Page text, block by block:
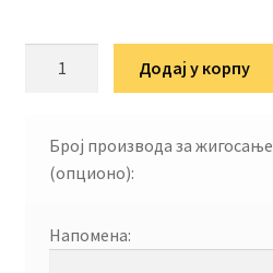
количина
Додај у корпу
Број производа за жигосање
(опционо):
Напомена: